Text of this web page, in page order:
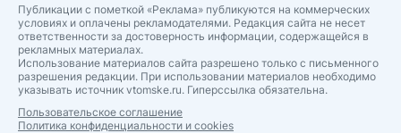
Публикации с пометкой «Реклама» публикуются на коммерческих
условиях и оплачены рекламодателями. Редакция сайта не несет
ответственности за достоверность информации, содержащейся в
рекламных материалах.
Использование материалов сайта разрешено только с письменного
разрешения редакции. При использовании материалов необходимо
указывать источник vtomske.ru. Гиперссылка обязательна.
Пользовательское соглашение
Политика конфиденциальности и cookies